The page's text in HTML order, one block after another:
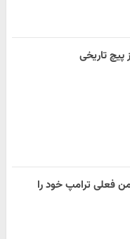
پیچ تاریخی
فعلی ترامپ خود را